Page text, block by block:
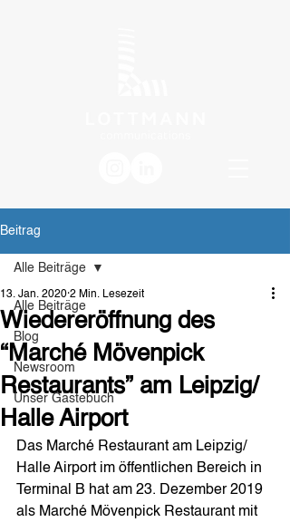
Beitrag
Alle Beiträge
Blog
Newsroom
Unser Gästebuch
Alle Beiträge
Wiedereröffnung des
“Marché Mövenpick
Restaurants” am Leipzig/
Halle Airport
13. Jan. 2020 2 Min. Lesezeit
Das Marché Restaurant am Leipzig/
Halle Airport im öffentlichen Bereich in
Terminal B hat am 23. Dezember 2019
als Marché Mövenpick Restaurant mit